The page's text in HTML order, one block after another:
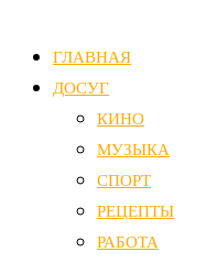
ГЛАВНАЯ
ДОСУГ
КИНО
МУЗЫКА
СПОРТ
РЕЦЕПТЫ
РАБОТА